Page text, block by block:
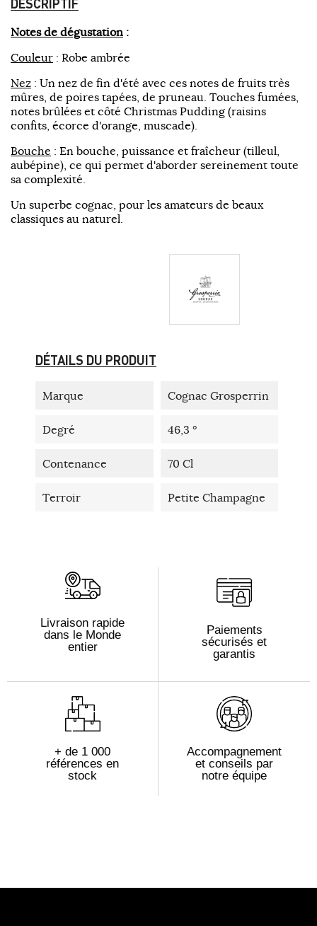
DESCRIPTIF
Notes de dégustation :
Couleur : Robe ambrée
Nez : Un nez de fin d'été avec ces notes de fruits très
mûres, de poires tapées, de pruneau. Touches fumées,
notes brûlées et côté Christmas Pudding (raisins
confits, écorce d'orange, muscade).
Bouche : En bouche, puissance et fraîcheur (tilleul,
aubépine), ce qui permet d'aborder sereinement toute
sa complexité.
Un superbe cognac, pour les amateurs de beaux
classiques au naturel.
DÉTAILS DU PRODUIT
Marque Cognac Grosperrin
Degré 46,3 °
Contenance 70 Cl
Terroir Petite Champagne
Livraison rapide
dans le Monde
entier
Paiements
sécurisés et
garantis
+ de 1 000
références en
stock
Accompagnement
et conseils par
notre équipe